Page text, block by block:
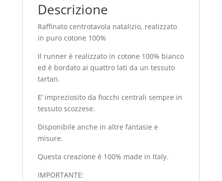
Descrizione
Raffinato centrotavola natalizio, realizzato
in puro cotone 100%
Il runner è realizzato in cotone 100% bianco
ed è bordato ai quattro lati da un tessuto
tartan.
E’ impreziosito da fiocchi centrali sempre in
tessuto scozzese.
Disponibile anche in altre fantasie e
misure.
Questa creazione è 100% made in Italy.
IMPORTANTE: